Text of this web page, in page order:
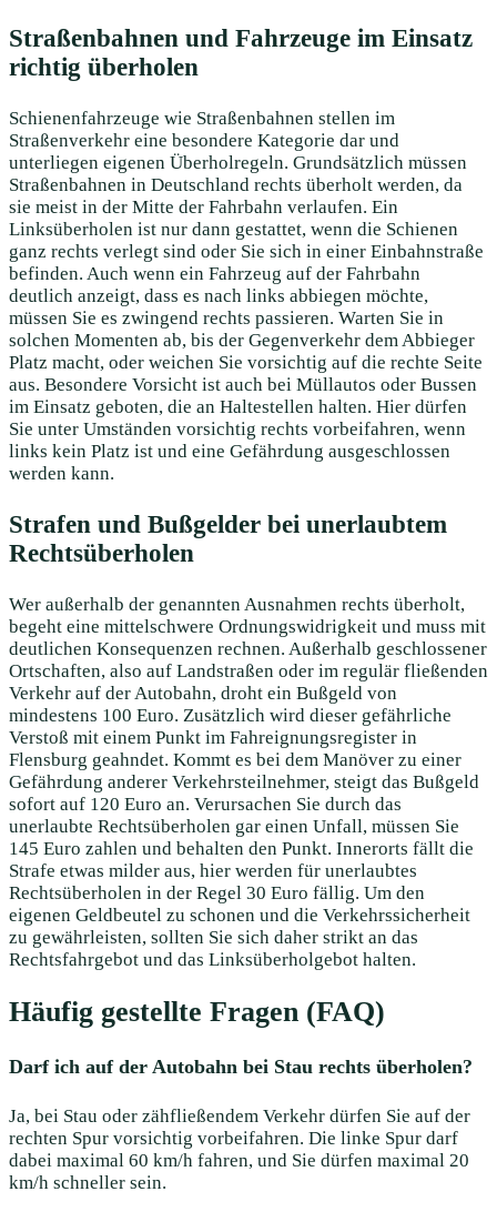
Straßenbahnen und Fahrzeuge im Einsatz
richtig überholen
Schienenfahrzeuge wie Straßenbahnen stellen im
Straßenverkehr eine besondere Kategorie dar und
unterliegen eigenen Überholregeln. Grundsätzlich müssen
Straßenbahnen in Deutschland rechts überholt werden, da
sie meist in der Mitte der Fahrbahn verlaufen. Ein
Linksüberholen ist nur dann gestattet, wenn die Schienen
ganz rechts verlegt sind oder Sie sich in einer Einbahnstraße
befinden. Auch wenn ein Fahrzeug auf der Fahrbahn
deutlich anzeigt, dass es nach links abbiegen möchte,
müssen Sie es zwingend rechts passieren. Warten Sie in
solchen Momenten ab, bis der Gegenverkehr dem Abbieger
Platz macht, oder weichen Sie vorsichtig auf die rechte Seite
aus. Besondere Vorsicht ist auch bei Müllautos oder Bussen
im Einsatz geboten, die an Haltestellen halten. Hier dürfen
Sie unter Umständen vorsichtig rechts vorbeifahren, wenn
links kein Platz ist und eine Gefährdung ausgeschlossen
werden kann.
Strafen und Bußgelder bei unerlaubtem
Rechtsüberholen
Wer außerhalb der genannten Ausnahmen rechts überholt,
begeht eine mittelschwere Ordnungswidrigkeit und muss mit
deutlichen Konsequenzen rechnen. Außerhalb geschlossener
Ortschaften, also auf Landstraßen oder im regulär fließenden
Verkehr auf der Autobahn, droht ein Bußgeld von
mindestens 100 Euro. Zusätzlich wird dieser gefährliche
Verstoß mit einem Punkt im Fahreignungsregister in
Flensburg geahndet. Kommt es bei dem Manöver zu einer
Gefährdung anderer Verkehrsteilnehmer, steigt das Bußgeld
sofort auf 120 Euro an. Verursachen Sie durch das
unerlaubte Rechtsüberholen gar einen Unfall, müssen Sie
145 Euro zahlen und behalten den Punkt. Innerorts fällt die
Strafe etwas milder aus, hier werden für unerlaubtes
Rechtsüberholen in der Regel 30 Euro fällig. Um den
eigenen Geldbeutel zu schonen und die Verkehrssicherheit
zu gewährleisten, sollten Sie sich daher strikt an das
Rechtsfahrgebot und das Linksüberholgebot halten.
Häufig gestellte Fragen (FAQ)
Darf ich auf der Autobahn bei Stau rechts überholen?
Ja, bei Stau oder zähfließendem Verkehr dürfen Sie auf der
rechten Spur vorsichtig vorbeifahren. Die linke Spur darf
dabei maximal 60 km/h fahren, und Sie dürfen maximal 20
km/h schneller sein.